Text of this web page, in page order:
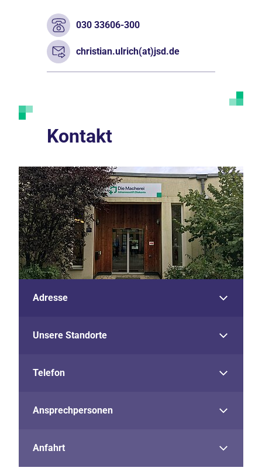
030 33606-300
christian.ulrich(at)jsd.de
Kontakt
Adresse
Unsere Standorte
Telefon
Ansprechpersonen
Anfahrt